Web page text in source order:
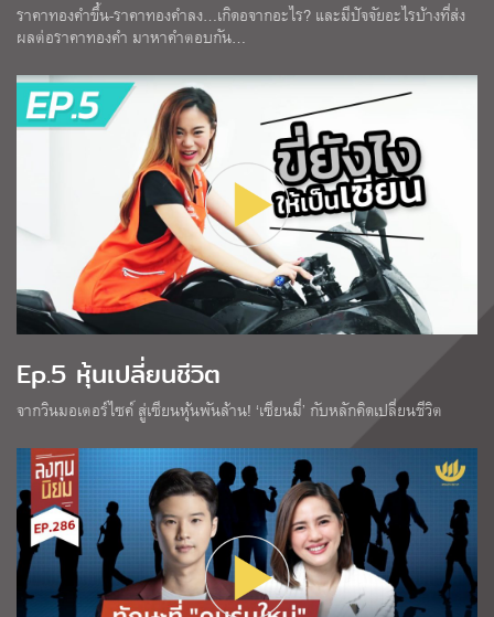
ราคาทองคำขึ้น-ราคาทองคำลง…เกิดอจากอะไร? และมีปัจจัยอะไรบ้างที่ส่ง
ผลต่อราคาทองคำ มาหาคำตอบกัน…
Ep.5 หุ้นเปลี่ยนชีวิต
จากวินมอเตอร์ไซค์ สู่เซียนหุ้นพันล้าน! ‘เซียนมี่’ กับหลักคิดเปลี่ยนชีวิต